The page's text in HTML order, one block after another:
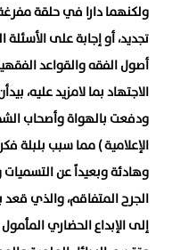
ولكنهما دارا في حلقة
تجديد، أو إجابة على
أصول الفقه والقواعد
الاجتهاد بما لامزيد عليه،
ودفعت بالهواة وأصحاب
الإعلامية ) مما سبب بلبلة
وهادئة وبعيداً عن
الجرح المتفاقم، والذي
إلى الإبداع الحضاري